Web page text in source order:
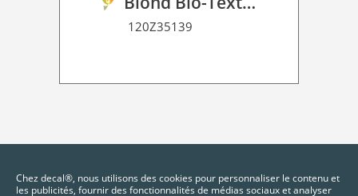
120Z35139
Chez decal®, nous utilisons des cookies pour personnaliser le contenu et
les publicités, fournir des fonctionnalités de médias sociaux et analyser